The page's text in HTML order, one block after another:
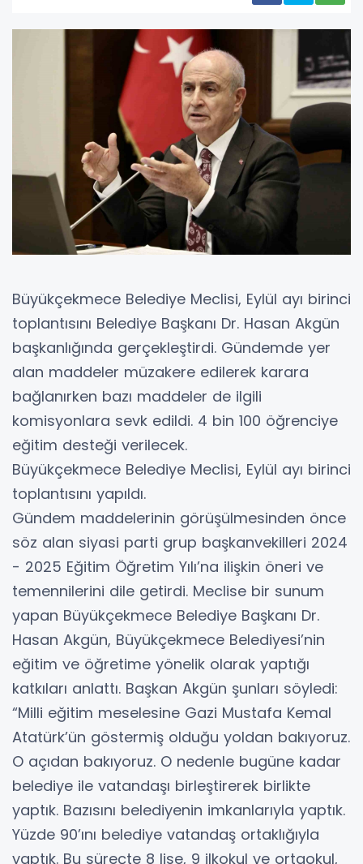
Büyükçekmece Belediye Meclisi, Eylül ayı birinci
toplantısını Belediye Başkanı Dr. Hasan Akgün
başkanlığında gerçekleştirdi. Gündemde yer
alan maddeler müzakere edilerek karara
bağlanırken bazı maddeler de ilgili
komisyonlara sevk edildi. 4 bin 100 öğrenciye
eğitim desteği verilecek.
Büyükçekmece Belediye Meclisi, Eylül ayı birinci
toplantısını yapıldı.
Gündem maddelerinin görüşülmesinden önce
söz alan siyasi parti grup başkanvekilleri 2024
- 2025 Eğitim Öğretim Yılı’na ilişkin öneri ve
temennilerini dile getirdi. Meclise bir sunum
yapan Büyükçekmece Belediye Başkanı Dr.
Hasan Akgün, Büyükçekmece Belediyesi’nin
eğitim ve öğretime yönelik olarak yaptığı
katkıları anlattı. Başkan Akgün şunları söyledi:
“Milli eğitim meselesine Gazi Mustafa Kemal
Atatürk’ün göstermiş olduğu yoldan bakıyoruz.
O açıdan bakıyoruz. O nedenle bugüne kadar
belediye ile vatandaşı birleştirerek birlikte
yaptık. Bazısını belediyenin imkanlarıyla yaptık.
Yüzde 90’ını belediye vatandaş ortaklığıyla
yaptık. Bu süreçte 8 lise, 9 ilkokul ve ortaokul,